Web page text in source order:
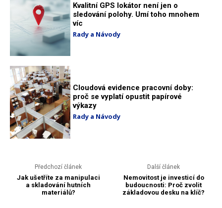
Kvalitní GPS lokátor není jen o
sledování polohy. Umí toho mnohem
víc
Rady a Návody
Cloudová evidence pracovní doby:
proč se vyplatí opustit papírové
výkazy
Rady a Návody
Předchozí článek
Jak ušetříte za manipulaci
a skladování hutních
materiálů?
Další článek
Nemovitost je investicí do
budoucnosti: Proč zvolit
základovou desku na klíč?